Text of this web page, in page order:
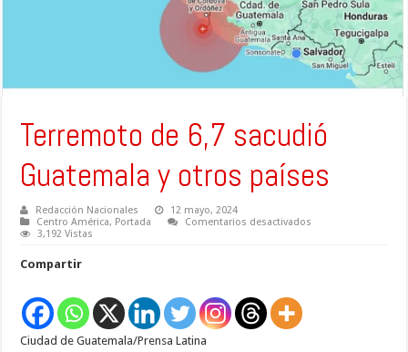
Terremoto de 6,7 sacudió
Guatemala y otros países
Redacción Nacionales
12 mayo, 2024
Centro América, Portada Comentarios desactivados
3,192 Vistas
Compartir
Ciudad de Guatemala/Prensa Latina